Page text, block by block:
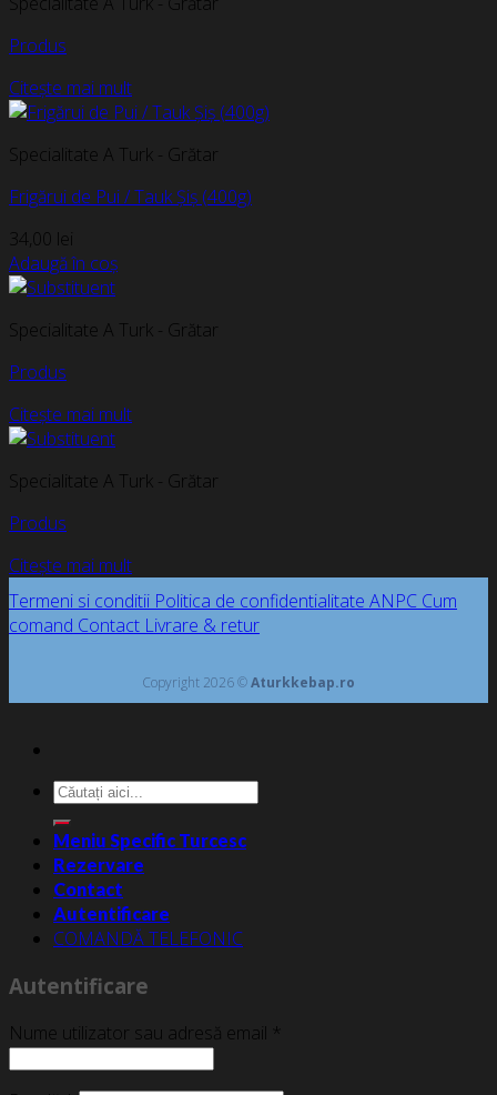
Produs
Citește mai mult
Specialitate A Turk - Grătar
Frigărui de Pui / Tauk Șiș (400g)
34,00 lei
Adaugă în coș
Specialitate A Turk - Grătar
Produs
Citește mai mult
Specialitate A Turk - Grătar
Produs
Citește mai mult
Termeni si conditii Politica de confidentialitate ANPC Cum
comand Contact Livrare & retur
Copyright 2026 ©Aturkkebap.ro
Caută
după:
Meniu Specific Turcesc
Rezervare
Contact
Autentificare
COMANDĂ TELEFONIC
Autentificare
Nume utilizator sau adresă email *